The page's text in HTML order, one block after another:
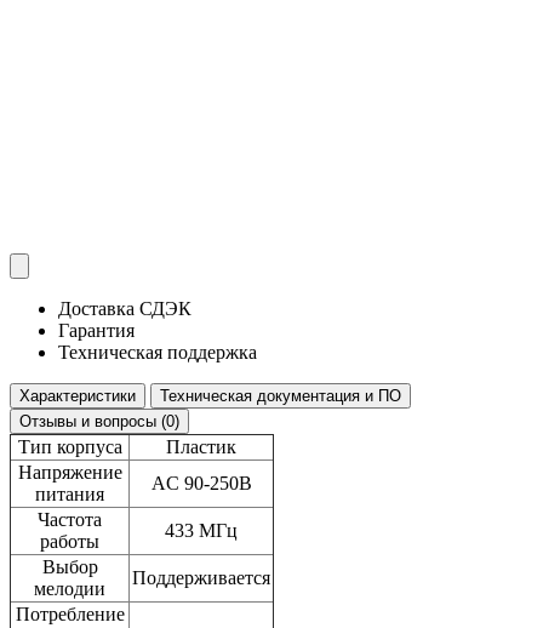
Доставка СДЭК
Гарантия
Техническая поддержка
Характеристики
Техническая документация и ПО
Отзывы и вопросы (0)
Тип корпуса
Пластик
Напряжение
питания
AC 90-250В
Частота
работы
433 МГц
Выбор
мелодии
Поддерживается
Потребление